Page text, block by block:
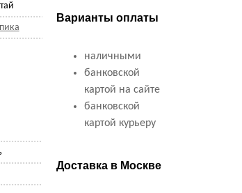
Варианты оплаты
наличными
банковской
картой на сайте
банковской
картой курьеру
Доставка в Москве